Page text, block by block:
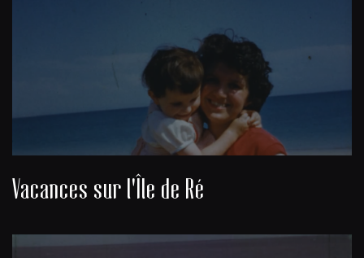
Vacances sur l'Île de Ré